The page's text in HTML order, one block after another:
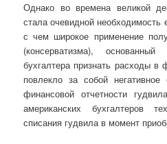
Однако во времена великой
стала очевидной необходимость
с чем широкое применение
(консерватизма),
бухгалтера признать расходы в
повлекло за собой
финансовой отчетности
американских бухгалтеров
списания гудвила в момент